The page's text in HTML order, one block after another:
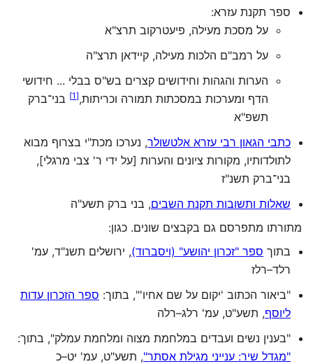
ספר תקנת עזרא:
על מסכת מעילה, פיעטרקוב תרצ"א
על רמב"ם הלכות מעילה, קיידאן תרצ"ה
הערות והגהות וחידושים קצרים בש"ס בבלי ... חידושי
הדף ומערכות במסכתות תמורה וכריתות,[
1
] בני־ברק
תשפ"א
כתבי הגאון רבי עזרא אלטשולר, נערכו מכת"י בצרוף מבוא
לתולדותיו, מקורות ציונים והערות [על ידי ר' צבי מרגלי],
בני־ברק תשנ"ז
שאלות ותשובות תקנת השבים, בני ברק תשע"ה
מתורתו מתפרסם גם בקבצים שונים. כגון:
בתוך ספר "זכרון יהושע" (ויסברוד), ירושלים תשנ"ד, עמ'
רלד–רלז
"ביאור הכתוב 'יקום על שם אחיו'", בתוך: ספר הזכרון עדות
ליוסף, תשע"ט, עמ' רלג–רלה
"בענין נשים ועבדים במלחמת מצוה ומלחמת עמלק", בתוך:
"מגדל שיר: ענייני מגילת אסתר", תשע"ט, עמ' יט–כ